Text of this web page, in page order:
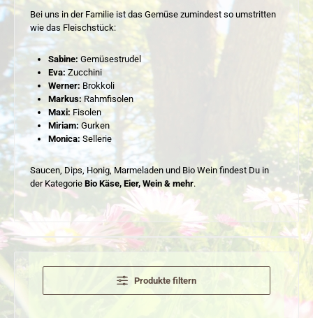
Bei uns in der Familie ist das Gemüse zumindest so umstritten
wie das Fleischstück:
Sabine: Gemüsestrudel
Eva: Zucchini
Werner: Brokkoli
Markus:Rahmfisolen
Maxi: Fisolen
Miriam: Gurken
Monica: Sellerie
Saucen, Dips, Honig, Marmeladen und Bio Wein findest Du in
der Kategorie Bio Käse, Eier, Wein & mehr.
Produkte filtern